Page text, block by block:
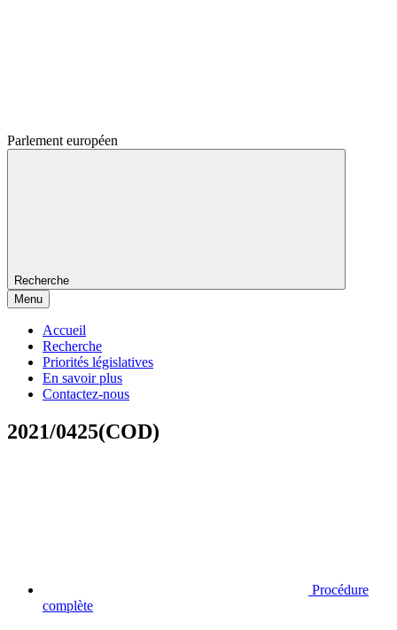
Parlement européen
Recherche
Menu
Accueil
Recherche
Priorités législatives
En savoir plus
Contactez-nous
2021/0425(COD)
Procédure
complète